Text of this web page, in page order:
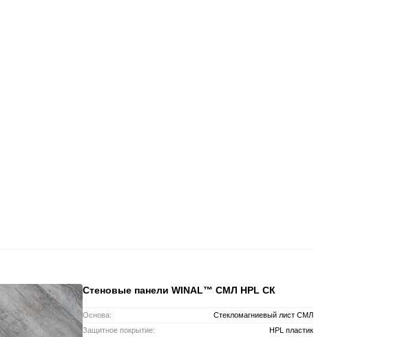
Стеновые панели WINAL™ СМЛ HPL СК
Основа:
Стекломагниевый лист СМЛ
Защитное покрытие:
HPL пластик